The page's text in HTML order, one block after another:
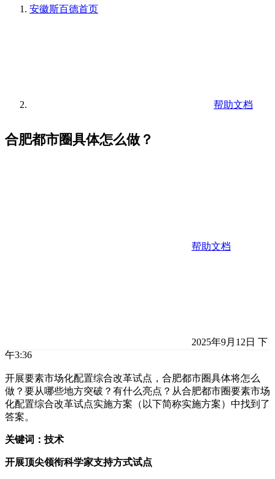
安徽斯百德首页
帮助文档
合肥都市圈具体怎么做？
帮助文档
2025年9月12日 下
午3:36
开展要素市场化配置综合改革试点，合肥都市圈具体将怎么
做？要从哪些地方突破？有什么亮点？从合肥都市圈要素市场
化配置综合改革试点实施方案（以下简称实施方案）中找到了
答案。
关键词：技术
开展顶尖领衔科学家支持方式试点